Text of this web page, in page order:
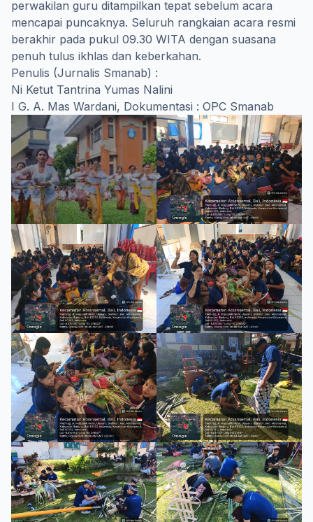
perwakilan guru ditampilkan tepat sebelum acara
mencapai puncaknya. Seluruh rangkaian acara resmi
berakhir pada pukul 09.30 WITA dengan suasana
penuh tulus ikhlas dan keberkahan.
Penulis (Jurnalis Smanab) :
Ni Ketut Tantrina Yumas Nalini
I G. A. Mas Wardani, Dokumentasi : OPC Smanab